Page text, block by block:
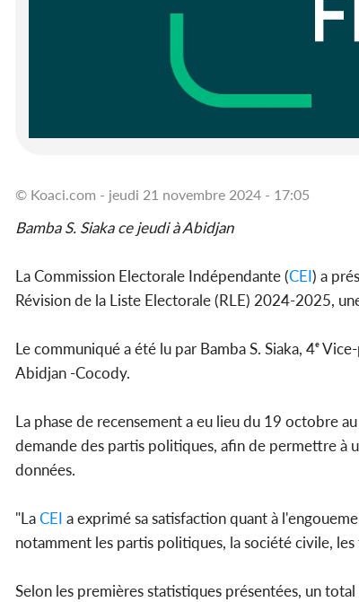
© Koaci.com - jeudi 21 novembre 2024 - 17:05
Bamba S. Siaka ce jeudi à Abidjan
La Commission Electorale Indépendante (CEI) a
Révision de la Liste Electorale (RLE) 2024-2025,
Le communiqué a été lu par Bamba S. Siaka, 4ᵉ
Abidjan -Cocody.
La phase de recensement a eu lieu du 19 octobre
demande des partis politiques, afin de permettre à
données.
"LaCEI a exprimé sa satisfaction quant à
notamment les partis politiques, la société civile,
Selon les premières statistiques présentées, un